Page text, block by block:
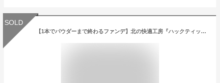
SOLD
【1本でパウダーまで終わるファンデ】北の快適工房『ハックティック』5.6g スティック ファンデーション 3色（ライト ナチュラル オークル）専用スポンジ（495円）付き